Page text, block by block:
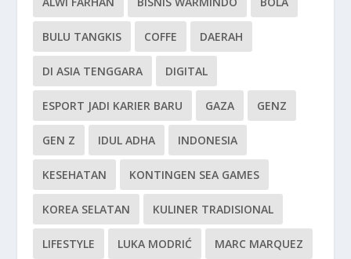
BULU TANGKIS COFFE DAERAH
DI ASIA TENGGARA DIGITAL
ESPORT JADI KARIER BARU GAZA GENZ
GEN Z IDUL ADHA INDONESIA
KESEHATAN KONTINGEN SEA GAMES
KOREA SELATAN KULINER TRADISIONAL
LIFESTYLE LUKA MODRIĆ MARC MARQUEZ